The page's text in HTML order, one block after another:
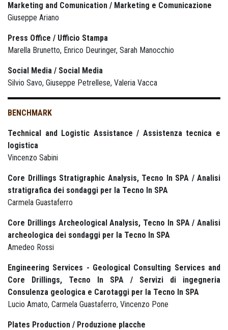
Marketing and Comunication / Marketing e Comunicazione
Giuseppe Ariano
Press Office / Ufficio Stampa
Marella Brunetto, Enrico Deuringer, Sarah Manocchio
Social Media / Social Media
Silvio Savo, Giuseppe Petrellese, Valeria Vacca
BENCHMARK
Technical and Logistic Assistance / Assistenza tecnica e
logistica
Vincenzo Sabini
Core Drillings Stratigraphic Analysis, Tecno In SPA / Analisi
stratigrafica dei sondaggi per la Tecno In SPA
Carmela Guastaferro
Core Drillings Archeological Analysis, Tecno In SPA / Analisi
archeologica dei sondaggi per la Tecno In SPA
Amedeo Rossi
Engineering Services - Geological Consulting Services and
Core Drillings, Tecno In SPA / Servizi di ingegneria
Consulenza geologica e Carotaggi per la Tecno In SPA
Lucio Amato, Carmela Guastaferro, Vincenzo Pone
Plates Production / Produzione placche